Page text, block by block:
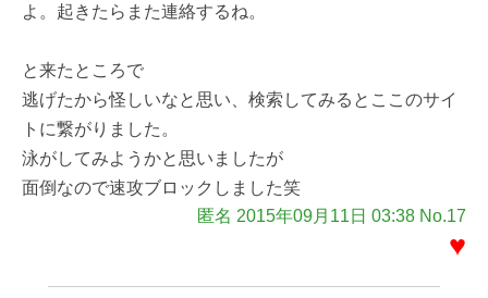
よ。起きたらまた連絡するね。
と来たところで
逃げたから怪しいなと思い、検索してみるとここのサイ
トに繋がりました。
泳がしてみようかと思いましたが
面倒なので速攻ブロックしました笑
匿名 2015年09月11日 03:38 No.17
♥